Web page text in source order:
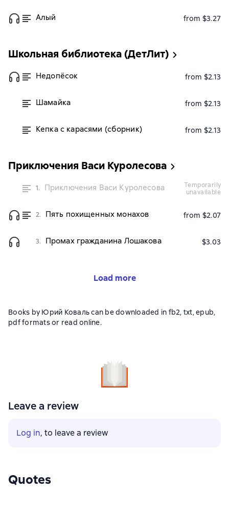
Алый from $3.27
Школьная библиотека (ДетЛит)
Недопёсок from $2.13
Шамайка from $2.13
Кепка с карасями (сборник) from $2.13
Приключения Васи Куролесова
1. Приключения Васи Куролесова
temporarily
unavailable
2. Пять похищенных монахов from $2.07
3. Промах гражданина Лошакова $3.03
Load more
Books by Юрий Коваль can be downloaded in fb2, txt, epub,
pdf formats or read online.
Leave a review
Log in, to leave a review
Quotes